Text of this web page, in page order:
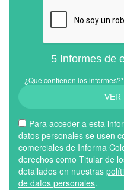
5 Informes de
¿Qué contienen los informes?*
VER
Para acceder a esta
datos personales se usen
comerciales de Informa
derechos como Titular de
detallados en nuestras
de datos personales.